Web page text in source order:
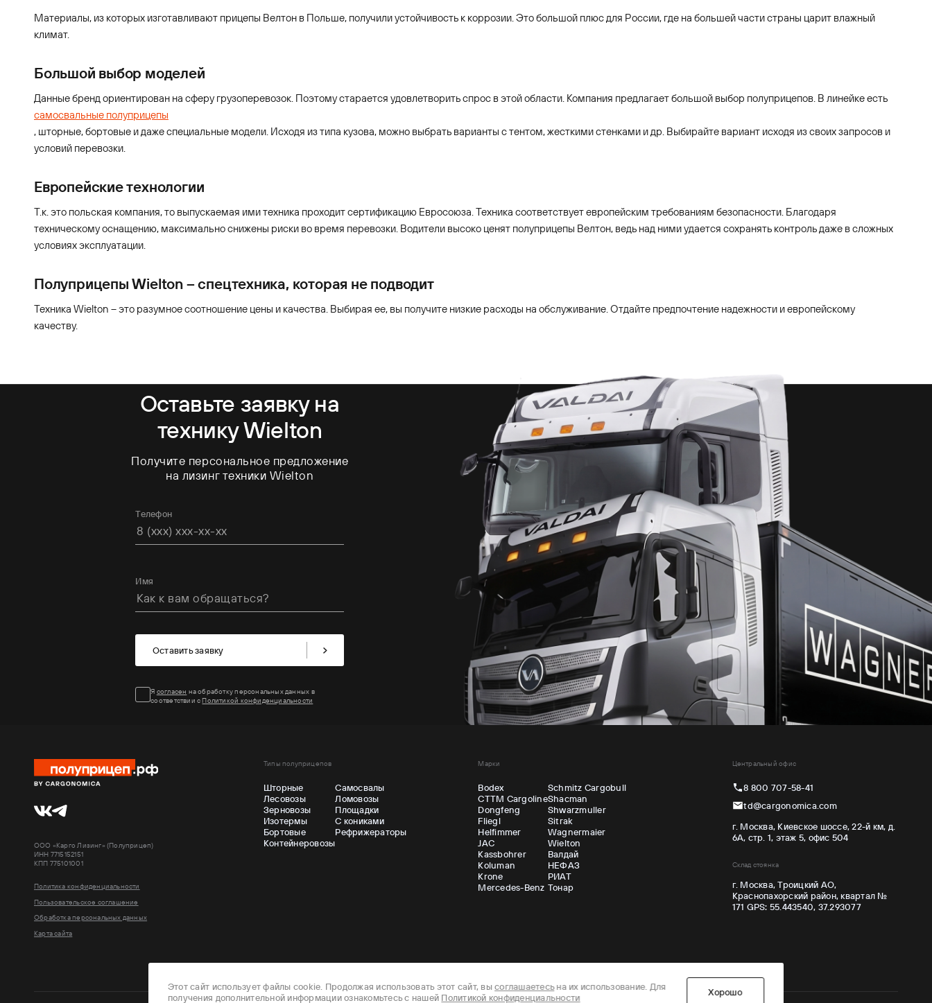
Материалы, из которых изготавливают прицепы Велтон в Польше, получили устойчивость к коррозии. Это большой плюс для России, где на большей части страны царит влажный
климат.
Большой выбор моделей
Данные бренд ориентирован на сферу грузоперевозок. Поэтому старается удовлетворить спрос в этой области. Компания предлагает большой выбор полуприцепов. В линейке есть
самосвальные полуприцепы
, шторные, бортовые и даже специальные модели. Исходя из типа кузова, можно выбрать варианты с тентом, жесткими стенками и др. Выбирайте вариант исходя из своих запросов и
условий перевозки.
Европейские технологии
Т.к. это польская компания, то выпускаемая ими техника проходит сертификацию Евросоюза. Техника соответствует европейским требованиям безопасности. Благодаря
техническому оснащению, максимально снижены риски во время перевозки. Водители высоко ценят полуприцепы Велтон, ведь над ними удается сохранять контроль даже в сложных
условиях эксплуатации.
Полуприцепы Wielton – спецтехника, которая не подводит
Техника Wielton – это разумное соотношение цены и качества. Выбирая ее, вы получите низкие расходы на обслуживание. Отдайте предпочтение надежности и европейскому
качеству.
Оставьте заявку на
технику Wielton
Получите персональное предложение
на лизинг техники Wielton
Телефон
Имя
Оставить заявку
Я согласен на обработку персональных данных в
соответствии сПолитикой конфиденциальности
ООО «Карго Лизинг» (Полуприцеп)
ИНН 7715152151
КПП 775101001
Политика конфиденциальности
Пользовательское соглашение
Обработка персональных данных
Карта сайта
Типы полуприцепов
Шторные
Лесовозы
Зерновозы
Изотермы
Бортовые
Контейнеровозы
Самосвалы
Ломовозы
Площадки
С кониками
Рефрижераторы
Марки
Bodex
CTTM Cargoline
Dongfeng
Fliegl
Helfimmer
JAC
Kassbohrer
Koluman
Krone
Mercedes-Benz
Schmitz Cargobull
Shacman
Shwarzmuller
Sitrak
Wagnermaier
Wielton
Валдай
НЕФАЗ
РИАТ
Тонар
Центральный офис
8 800 707-58-41
td@cargonomica.com
г. Москва, Киевское шоссе, 22-й км, д.
6А, стр. 1, этаж 5, офис 504
Склад стоянка
г. Москва, Троицкий АО,
Краснопахорский район, квартал №
171 GPS: 55.443540, 37.293077
Этот сайт использует файлы cookie. Продолжая использовать этот сайт, высоглашаетесьна их использование. Для
получения дополнительной информации ознакомьтесь с нашей Политикой конфиденциальности Хорошо